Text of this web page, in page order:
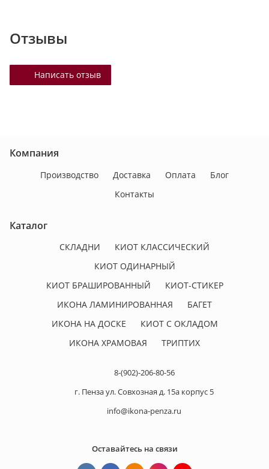
Отзывы
Написать отзыв
Компания
Производство Доставка Оплата
Блог
Контакты
Каталог
СКЛАДНИ
КИОТ КЛАССИЧЕСКИЙ
КИОТ ОДИНАРНЫЙ
КИОТ БРАШИРОВАННЫЙ
КИОТ-СТИКЕР
ИКОНА ЛАМИНИРОВАННАЯ
БАГЕТ
ИКОНА НА ДОСКЕ
КИОТ С ОКЛАДОМ
ИКОНА ХРАМОВАЯ
ТРИПТИХ
8-(902)-206-80-56
г. Пенза ул. Совхозная д. 15а корпус 5
info@ikona-penza.ru
Оставайтесь на связи